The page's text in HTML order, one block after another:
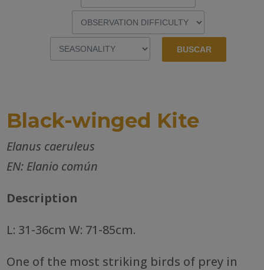
Black-winged Kite
Elanus caeruleus
EN: Elanio común
Description
L: 31-36cm W: 71-85cm.
One of the most striking birds of prey in